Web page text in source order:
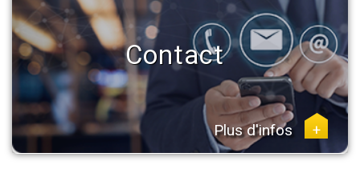
Contact
Plus d'infos +